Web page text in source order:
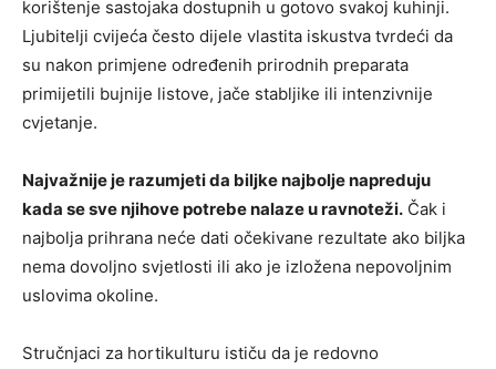
korištenje sastojaka dostupnih u gotovo svakoj kuhinji.
Ljubitelji cvijeća često dijele vlastita iskustva tvrdeći da
su nakon primjene određenih prirodnih preparata
primijetili bujnije listove, jače stabljike ili intenzivnije
cvjetanje.
Najvažnije je razumjeti da biljke najbolje napreduju
kada se sve njihove potrebe nalaze u ravnoteži. Čak i
najbolja prihrana neće dati očekivane rezultate ako biljka
nema dovoljno svjetlosti ili ako je izložena nepovoljnim
uslovima okoline.
Stručnjaci za hortikulturu ističu da je redovno